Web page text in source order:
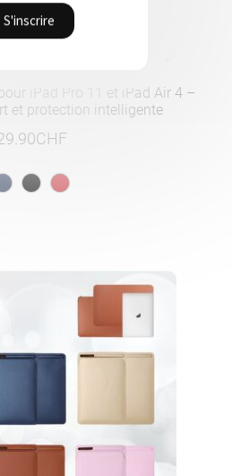
iPad Pro 11 et iPad Air 4 –
et protection intelligente
CHF